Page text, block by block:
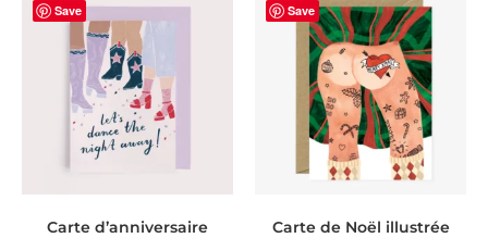
Save
Carte d’anniversaire
Save
Carte de Noël illustrée